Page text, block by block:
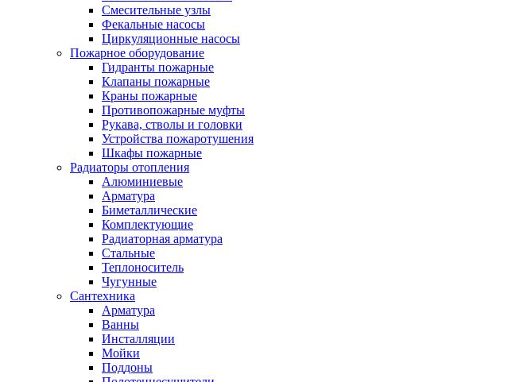
Смесительные узлы
Фекальные насосы
Циркуляционные насосы
Пожарное оборудование
Гидранты пожарные
Клапаны пожарные
Краны пожарные
Противопожарные муфты
Рукава, стволы и головки
Устройства пожаротушения
Шкафы пожарные
Радиаторы отопления
Алюминиевые
Арматура
Биметаллические
Комплектующие
Радиаторная арматура
Стальные
Теплоноситель
Чугунные
Сантехника
Арматура
Ванны
Инсталляции
Мойки
Поддоны